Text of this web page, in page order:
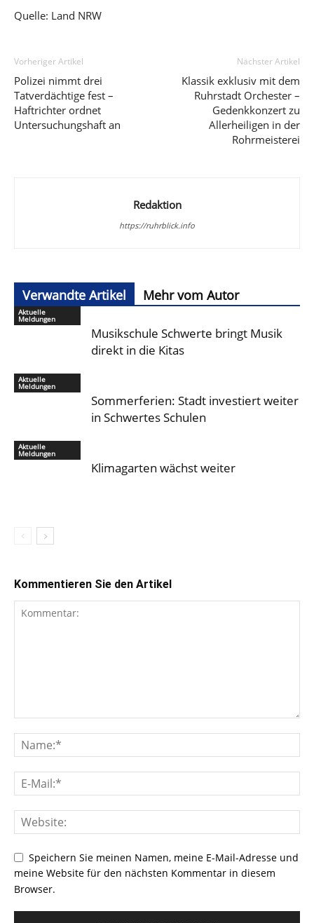
Quelle: Land NRW
Vorheriger Artikel
Polizei nimmt drei
Tatverdächtige fest –
Haftrichter ordnet
Untersuchungshaft an
Nächster Artikel
Klassik exklusiv mit dem
Ruhrstadt Orchester –
Gedenkkonzert zu
Allerheiligen in der
Rohrmeisterei
Redaktion
https://ruhrblick.info
Verwandte Artikel Mehr vom Autor
Aktuelle
Meldungen
Musikschule Schwerte bringt Musik
direkt in die Kitas
Aktuelle
Meldungen
Sommerferien: Stadt investiert weiter
in Schwertes Schulen
Aktuelle
Meldungen
Klimagarten wächst weiter
Kommentieren Sie den Artikel
Speichern Sie meinen Namen, meine E-Mail-Adresse und
meine Website für den nächsten Kommentar in diesem
Browser.